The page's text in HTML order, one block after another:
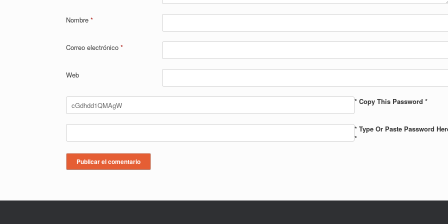
Nombre *
Correo electrónico *
Web
* Copy This Password *
* Type Or Paste Password
*